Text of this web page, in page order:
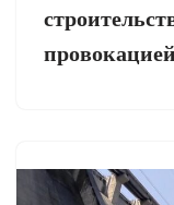
провокацией